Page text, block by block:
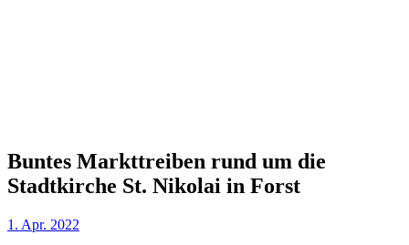
Buntes Markttreiben rund um die
Stadtkirche St. Nikolai in Forst
1. Apr. 2022